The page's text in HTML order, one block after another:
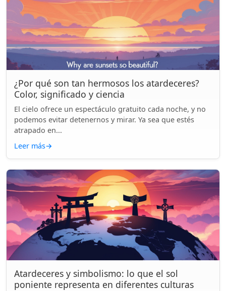
¿Por qué son tan hermosos los atardeceres?
Color, significado y ciencia
El cielo ofrece un espectáculo gratuito cada noche, y no
podemos evitar detenernos y mirar. Ya sea que estés
atrapado en...
Leer más→
Atardeceres y simbolismo: lo que el sol
poniente representa en diferentes culturas